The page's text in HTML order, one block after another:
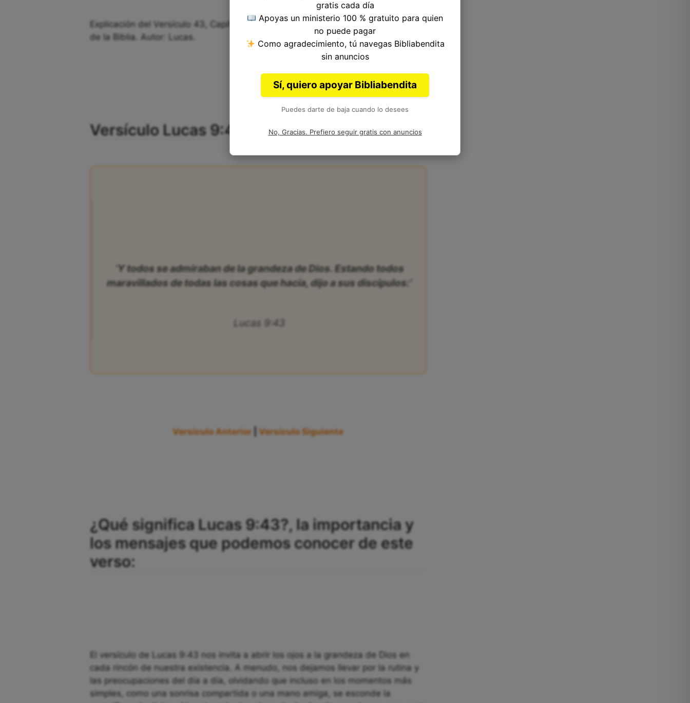
Explicación del Versículo 43, Capítulo 9, Libro de Lucas delNuevo Testamento
de la Biblia. Autor: Lucas.
Versículo Lucas 9:43
‘Y todos se admiraban de la grandeza de Dios. Estando todos
maravillados de todas las cosas que hacía, dijo a sus discípulos:’
Lucas 9:43
Versículo Anterior |Versículo Siguiente
¿Qué significa Lucas 9:43?, la importancia y
los mensajes que podemos conocer de este
verso:
El versículo de Lucas 9:43 nos invita a abrir los ojos a la grandeza de Dios en
cada rincón de nuestra existencia. A menudo, nos dejamos llevar por la rutina y
las preocupaciones del día a día, olvidando que incluso en los momentos más
simples, como una sonrisa compartida o una mano amiga, se esconde la
gratis cada día
Apoyas un ministerio 100 % gratuito para quien
no puede pagar
Como agradecimiento, tú navegas Bibliabendita
sin anuncios
Sí, quiero apoyar Bibliabendita
Puedes darte de baja cuando lo desees
No, Gracias. Prefiero seguir gratis con anuncios